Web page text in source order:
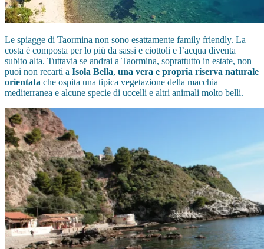
Le spiagge di Taormina non sono esattamente family friendly. La
costa è composta per lo più da sassi e ciottoli e l’acqua diventa
subito alta. Tuttavia se andrai a Taormina, soprattutto in estate, non
puoi non recarti a Isola Bella, una vera e propria riserva naturale
orientata che ospita una tipica vegetazione della macchia
mediterranea e alcune specie di uccelli e altri animali molto belli.